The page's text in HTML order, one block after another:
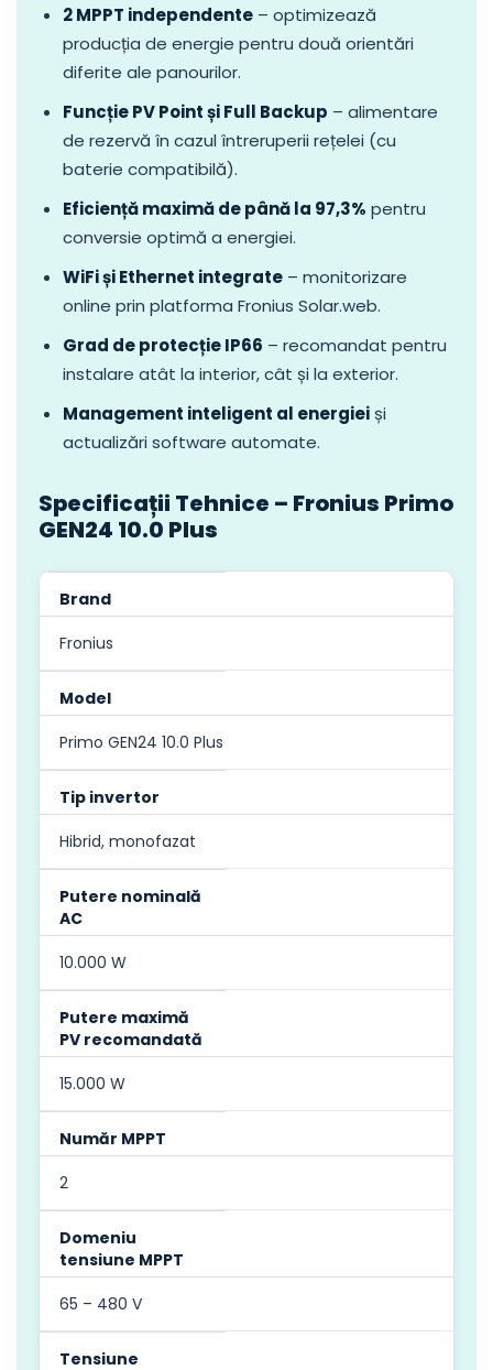
2 MPPT independente – optimizează
producția de energie pentru două orientări
diferite ale panourilor.
Funcție PV Point și Full Backup – alimentare
de rezervă în cazul întreruperii rețelei (cu
baterie compatibilă).
Eficiență maximă de până la 97,3% pentru
conversie optimă a energiei.
WiFi și Ethernet integrate – monitorizare
online prin platforma Fronius Solar.web.
Grad de protecție IP66 – recomandat pentru
instalare atât la interior, cât și la exterior.
Management inteligent al energiei și
actualizări software automate.
Specificații Tehnice – Fronius Primo
GEN24 10.0 Plus
Brand
Fronius
Model
Primo GEN24 10.0 Plus
Tip invertor
Hibrid, monofazat
Putere nominală
AC
10.000 W
Putere maximă
PV recomandată
15.000 W
Număr MPPT
2
Domeniu
tensiune MPPT
65 – 480 V
Tensiune